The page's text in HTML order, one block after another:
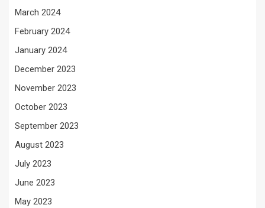
March 2024
February 2024
January 2024
December 2023
November 2023
October 2023
September 2023
August 2023
July 2023
June 2023
May 2023